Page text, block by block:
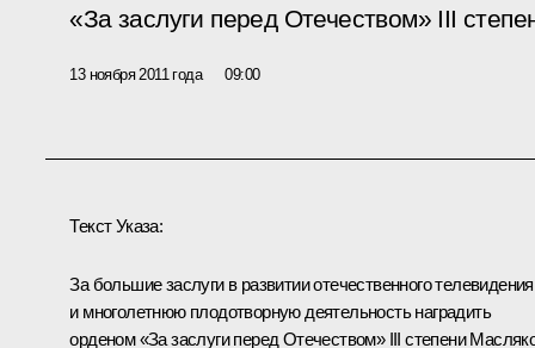
«За заслуги перед Отечеством» III
13 ноября 2011 года 09:00
Текст Указа:
За большие заслуги в развитии отечественного телевидения
и многолетнюю плодотворную деятельность наградить
орденом «За заслуги перед Отечеством»III степени